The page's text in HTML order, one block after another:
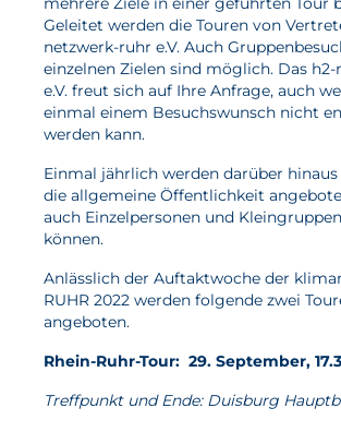
Leistungen
Entwicklung
Herstellungsverfahren
Beratung und Studien
Modellierung & Simulation
Karriere
Offene Stellen
Weiterentwicklung
Vorteile für Mitarbeiter:innen
Geleitet werden die Touren von
netzwerk-ruhr e.V. Auch
einzelnen Zielen sind möglich. Das
e.V. freut sich auf Ihre Anfrage, auch
einmal einem Besuchswunsch nicht
werden kann.
Einmal jährlich werden darüber hinaus
die allgemeine Öffentlichkeit
auch Einzelpersonen und
können.
Anlässlich der Auftaktwoche der
RUHR 2022 werden folgende zwei
angeboten.
Rhein-Ruhr-Tour: 29. September,
Treffpunkt und Ende: Duisburg